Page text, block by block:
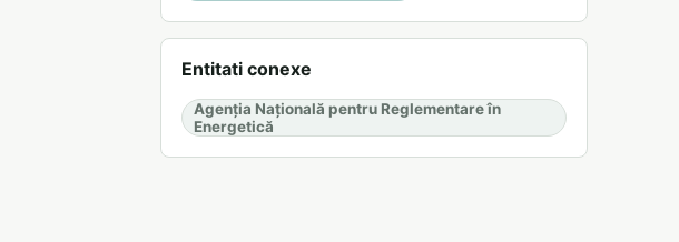
Entitati conexe
Agenția Națională pentru Reglementare în
Energetică